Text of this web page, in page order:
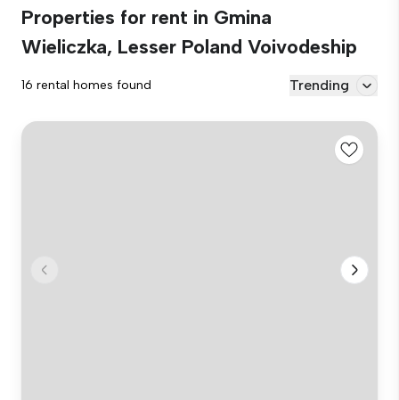
Properties for rent in Gmina
Wieliczka, Lesser Poland Voivodeship
16 rental homes found Trending